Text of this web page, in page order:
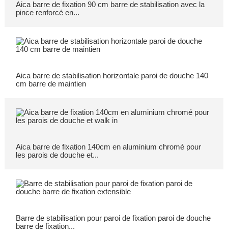
Aica barre de fixation 90 cm barre de stabilisation avec la
pince renforcé en...
Aica barre de stabilisation horizontale paroi de douche 140
cm barre de maintien
Aica barre de fixation 140cm en aluminium chromé pour
les parois de douche et...
Barre de stabilisation pour paroi de fixation paroi de douche
barre de fixation...